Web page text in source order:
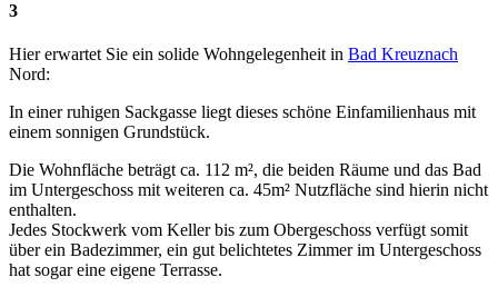
3
Hier erwartet Sie ein solide Wohngelegenheit in Bad Kreuznach
Nord:
In einer ruhigen Sackgasse liegt dieses schöne Einfamilienhaus mit
einem sonnigen Grundstück.
Die Wohnfläche beträgt ca. 112 m², die beiden Räume und das Bad
im Untergeschoss mit weiteren ca. 45m² Nutzfläche sind hierin nicht
enthalten.
Jedes Stockwerk vom Keller bis zum Obergeschoss verfügt somit
über ein Badezimmer, ein gut belichtetes Zimmer im Untergeschoss
hat sogar eine eigene Terrasse.